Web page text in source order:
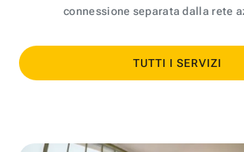
connessione separata dalla rete
TUTTI I SERVIZI